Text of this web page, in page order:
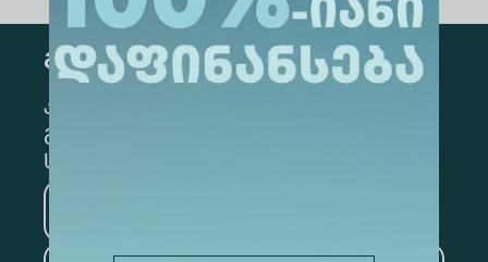
გამოწერა
კონკრეტული მიმართულების
გამოსაწერად, მონიშნეთ შესაბამისი
სექცია